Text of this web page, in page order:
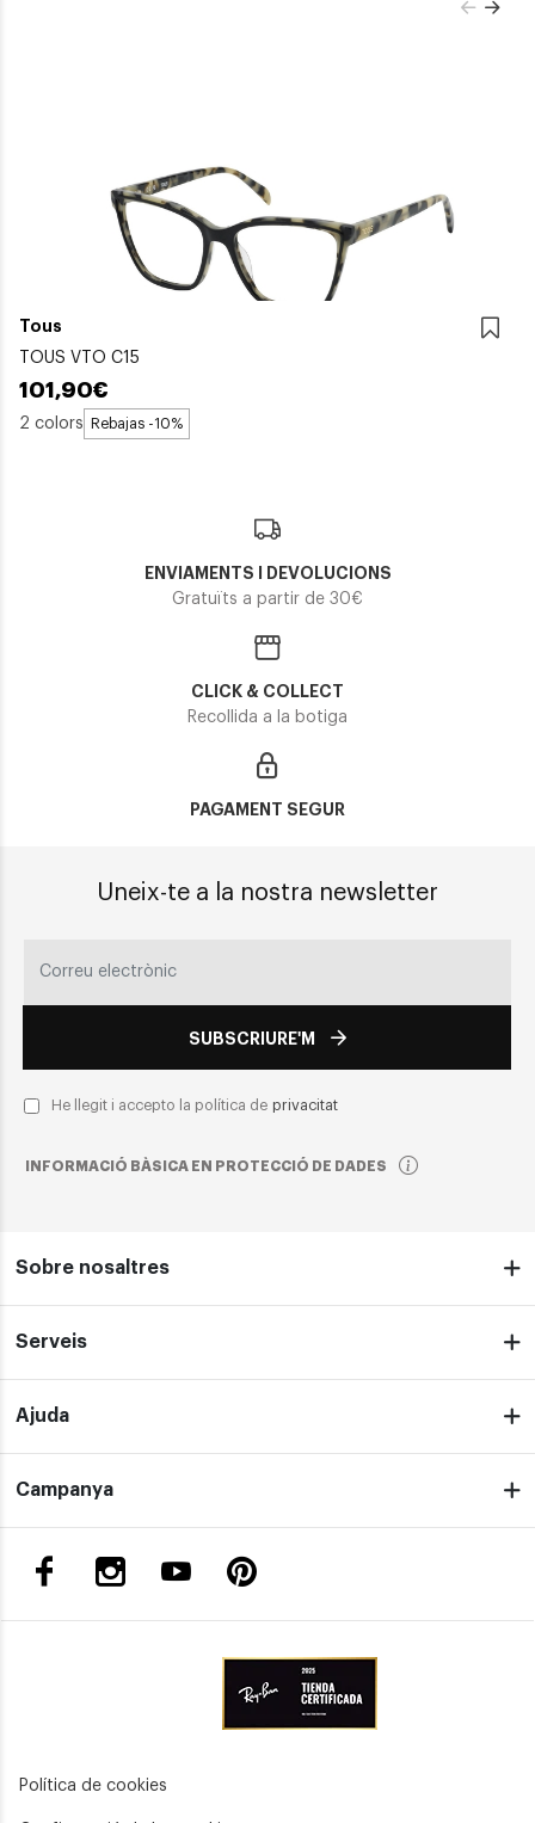
Tous
TOUS VTO C15
101,90€
2 colors Rebajas -10%
ENVIAMENTS I DEVOLUCIONS
Gratuïts a partir de 30€
CLICK & COLLECT
Recollida a la botiga
PAGAMENT SEGUR
Uneix-te a la nostra newsletter
SUBSCRIURE'M
He llegit i accepto la política de privacitat
INFORMACIÓ BÀSICA EN PROTECCIÓ DE DADES
Sobre nosaltres
Serveis
Ajuda
Campanya
Política de cookies